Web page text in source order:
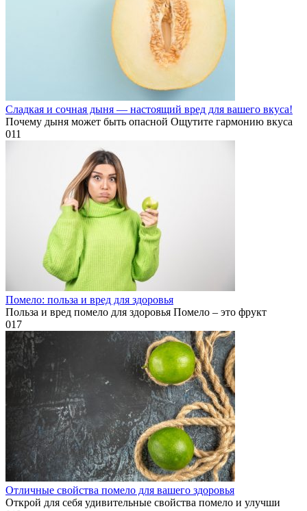
Сладкая и сочная дыня — настоящий вред для вашего вкуса!
Почему дыня может быть опасной Ощутите гармонию вкуса
011
Помело: польза и вред для здоровья
Польза и вред помело для здоровья Помело – это фрукт
017
Отличные свойства помело для вашего здоровья
Открой для себя удивительные свойства помело и улучши